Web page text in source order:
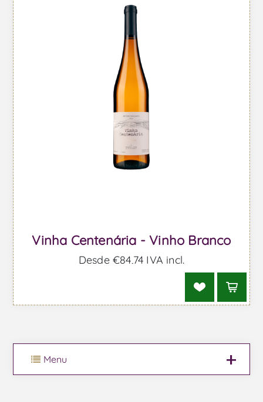
Vinha Centenária - Vinho Branco
Desde €84,74 IVA incl.
Menu